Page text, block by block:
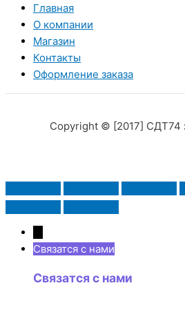
Главная
О компании
Магазин
Контакты
Оформление заказа
Copyright © [2017] СДТ74
Связатся с нами
Связатся с нами